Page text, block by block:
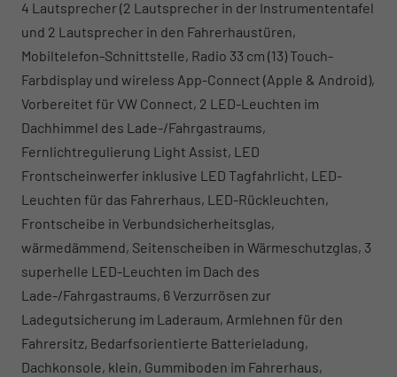
4 Lautsprecher (2 Lautsprecher in der Instrumententafel
und 2 Lautsprecher in den Fahrerhaustüren,
Mobiltelefon-Schnittstelle, Radio 33 cm (13) Touch-
Farbdisplay und wireless App-Connect (Apple & Android),
Vorbereitet für VW Connect, 2 LED-Leuchten im
Dachhimmel des Lade-/Fahrgastraums,
Fernlichtregulierung Light Assist, LED
Frontscheinwerfer inklusive LED Tagfahrlicht, LED-
Leuchten für das Fahrerhaus, LED-Rückleuchten,
Frontscheibe in Verbundsicherheitsglas,
wärmedämmend, Seitenscheiben in Wärmeschutzglas, 3
superhelle LED-Leuchten im Dach des
Lade-/Fahrgastraums, 6 Verzurrösen zur
Ladegutsicherung im Laderaum, Armlehnen für den
Fahrersitz, Bedarfsorientierte Batterieladung,
Dachkonsole, klein, Gummiboden im Fahrerhaus,